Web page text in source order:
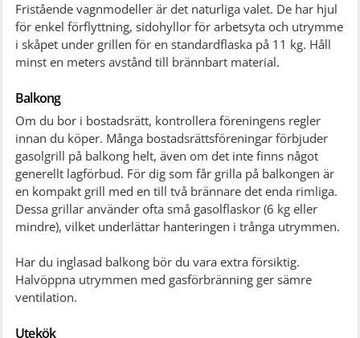
Fristående vagnmodeller är det naturliga valet. De har hjul
för enkel förflyttning, sidohyllor för arbetsyta och utrymme
i skåpet under grillen för en standardflaska på 11 kg. Håll
minst en meters avstånd till brännbart material.
Balkong
Om du bor i bostadsrätt, kontrollera föreningens regler
innan du köper. Många bostadsrättsföreningar förbjuder
gasolgrill på balkong helt, även om det inte finns något
generellt lagförbud. För dig som får grilla på balkongen är
en kompakt grill med en till två brännare det enda rimliga.
Dessa grillar använder ofta små gasolflaskor (6 kg eller
mindre), vilket underlättar hanteringen i trånga utrymmen.
Har du inglasad balkong bör du vara extra försiktig.
Halvöppna utrymmen med gasförbränning ger sämre
ventilation.
Utekök